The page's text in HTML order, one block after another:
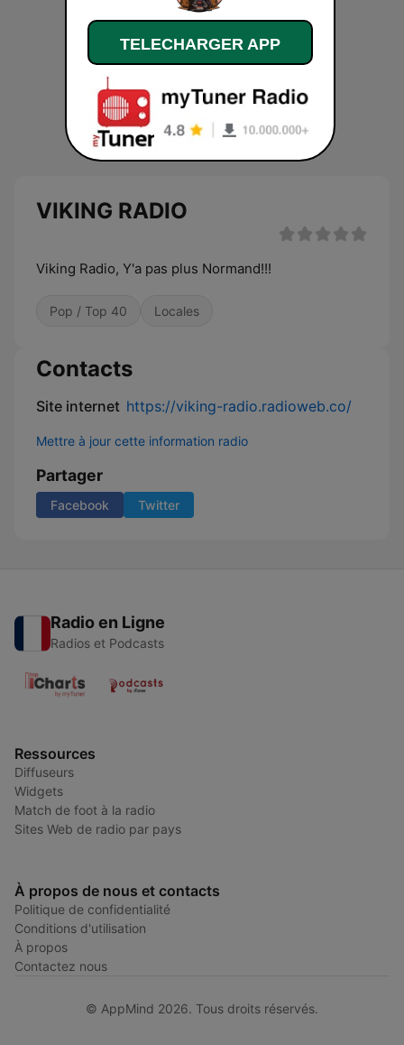
VIKING RADIO
Viking Radio, Y'a pas plus Normand!!!
Pop / Top 40 Locales
Contacts
Site internet https://viking-radio.radioweb.co/
Mettre à jour cette information radio
Partager
Facebook Twitter
Radio en Ligne
Radios et Podcasts
Ressources
Diffuseurs
Widgets
Match de foot à la radio
Sites Web de radio par pays
À propos de nous et contacts
Politique de confidentialité
Conditions d'utilisation
À propos
Contactez nous
© AppMind 2026. Tous droits réservés.
TELECHARGER APP